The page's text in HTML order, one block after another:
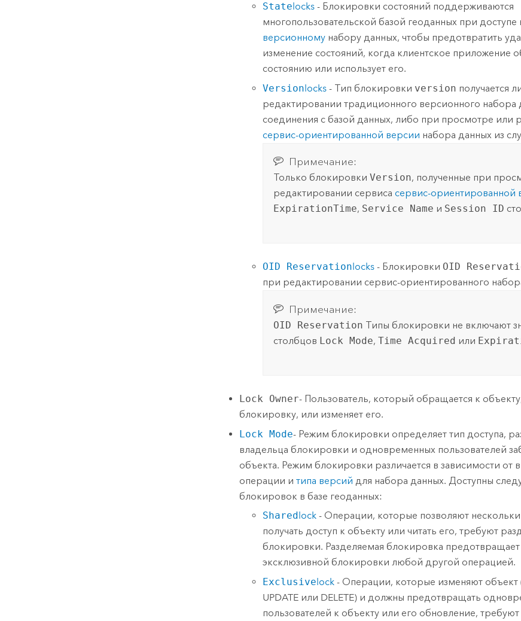
State locks- Блокировки состояний поддерживаются
многопользовательской базой геоданных при доступе
версионномунабору данных, чтобы предотвратить
изменение состояний, когда клиентское приложение
состоянию или использует его.
Versionlocks- Тип блокировки version получается
редактировании традиционного версионного набора
соединения с базой данных, либо при просмотре или
сервис-ориентированной версии набора данных из
Примечание:
Только блокировкиVersion, полученные при
редактировании сервисасервис-ориентированной
ExpirationTime, Service Name и Session ID
OID Reservation locks- Блокировки OID
при редактировании сервис-ориентированного
Примечание:
OID Reservation Типы блокировки не включают
столбцов Lock Mode,Time Acquired или
Lock Owner- Пользователь, который обращается к
блокировку, или изменяет его.
Lock Mode- Режим блокировки определяет тип доступа,
владельца блокировки и одновременных пользователей
объекта. Режим блокировки различается в зависимости от
операции и типа версий для набора данных. Доступны
блокировок в базе геоданных:
Sharedlock- Операции, которые позволяют
получать доступ к объекту или читать его, требуют
блокировки. Разделяемая блокировка предотвращает
эксклюзивной блокировки любой другой операцией.
Exclusivelock- Операции, которые изменяют объект
UPDATE или DELETE) и должны предотвращать
пользователей к объекту или его обновление,